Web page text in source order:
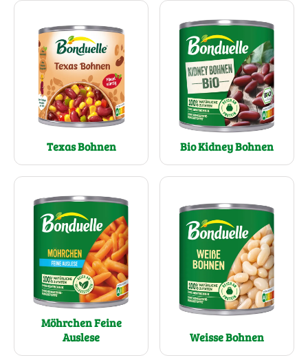
Texas Bohnen Bio Kidney Bohnen
Möhrchen Feine
Auslese
Weisse Bohnen